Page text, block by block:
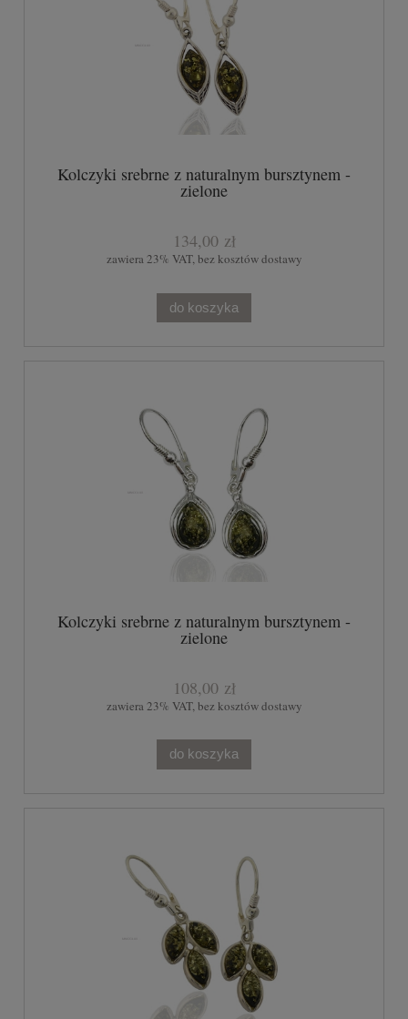
Kolczyki srebrne z naturalnym bursztynem -
zielone
134,00 zł
zawiera 23% VAT, bez kosztów dostawy
do koszyka
Kolczyki srebrne z naturalnym bursztynem -
zielone
108,00 zł
zawiera 23% VAT, bez kosztów dostawy
do koszyka